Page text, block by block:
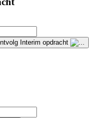
Interim opdracht